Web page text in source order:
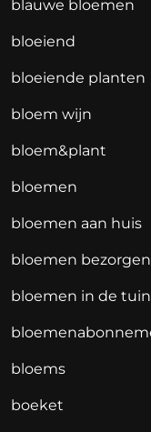
blauwe bloemen
bloeiend
bloeiende planten
bloem wijn
bloem&plant
bloemen
bloemen aan huis
bloemen
bloemen in de tuin
bloems
boeket